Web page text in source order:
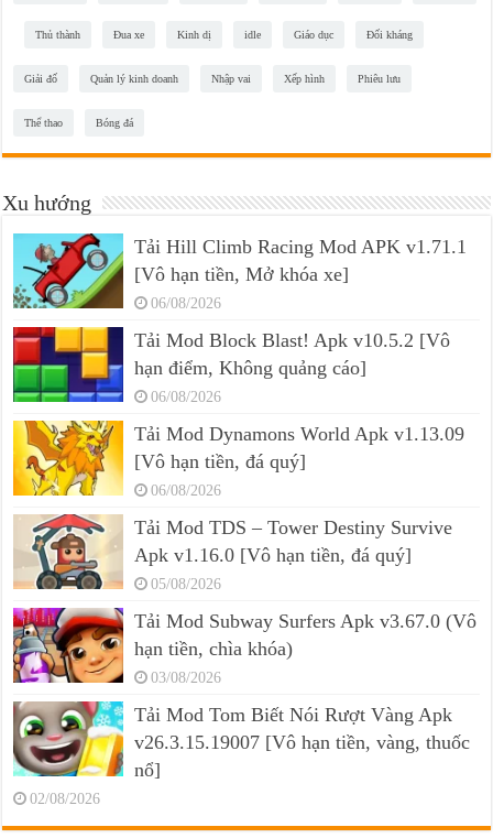
Thủ thành Đua xe Kinh dị idle Giáo dục Đối kháng
Giải đố Quản lý kinh doanh Nhập vai Xếp hình Phiêu lưu
Thể thao Bóng đá
Xu hướng
Tải Hill Climb Racing Mod APK v1.71.1
[Vô hạn tiền, Mở khóa xe]
06/08/2026
Tải Mod Block Blast! Apk v10.5.2 [Vô
hạn điểm, Không quảng cáo]
06/08/2026
Tải Mod Dynamons World Apk v1.13.09
[Vô hạn tiền, đá quý]
06/08/2026
Tải Mod TDS – Tower Destiny Survive
Apk v1.16.0 [Vô hạn tiền, đá quý]
05/08/2026
Tải Mod Subway Surfers Apk v3.67.0 (Vô
hạn tiền, chìa khóa)
03/08/2026
Tải Mod Tom Biết Nói Rượt Vàng Apk
v26.3.15.19007 [Vô hạn tiền, vàng, thuốc
nổ]
02/08/2026